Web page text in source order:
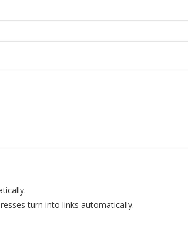
turn into links automatically.